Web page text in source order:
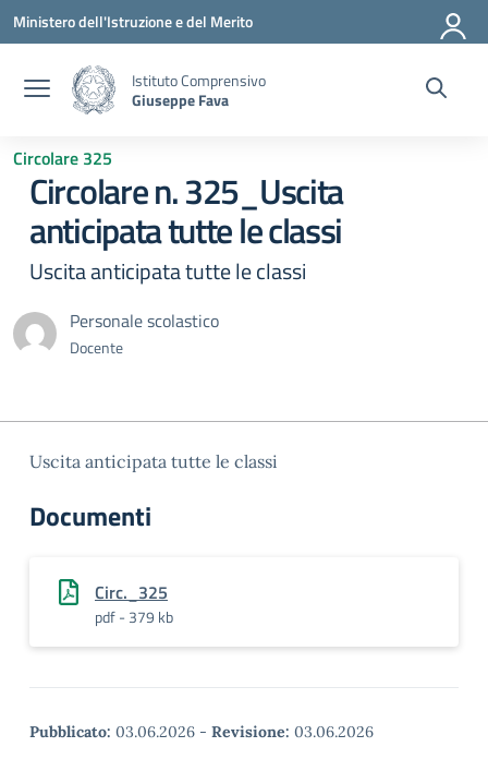
Vai ai contenuti
Vai al menu di navigazione
Vai al footer
Ministero dell'Istruzione e del Merito
Istituto Comprensivo
Giuseppe Fava
Circolare 325
Circolare n. 325_Uscita
anticipata tutte le classi
Uscita anticipata tutte le classi
Personale scolastico
Docente
Uscita anticipata tutte le classi
Documenti
Circ._325
pdf - 379 kb
Pubblicato: 03.06.2026 - Revisione: 03.06.2026